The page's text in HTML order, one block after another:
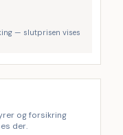
— slutprisen vises
og forsikring
der.